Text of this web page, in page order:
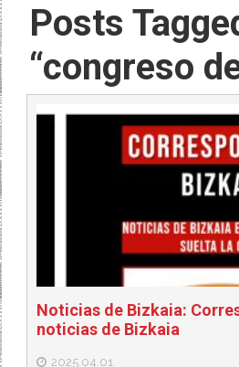
Posts
“congreso
Noticias de Bizkaia:
noticias de Bizkaia
2025.04.01